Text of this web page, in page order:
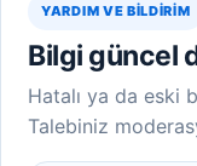
YARDIM VE BILDIRIM
Bilgi güncel
Hatalı ya da eski
Talebiniz